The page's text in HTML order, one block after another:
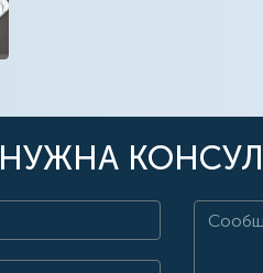
НУЖНА